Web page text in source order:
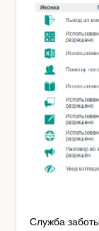
Служба